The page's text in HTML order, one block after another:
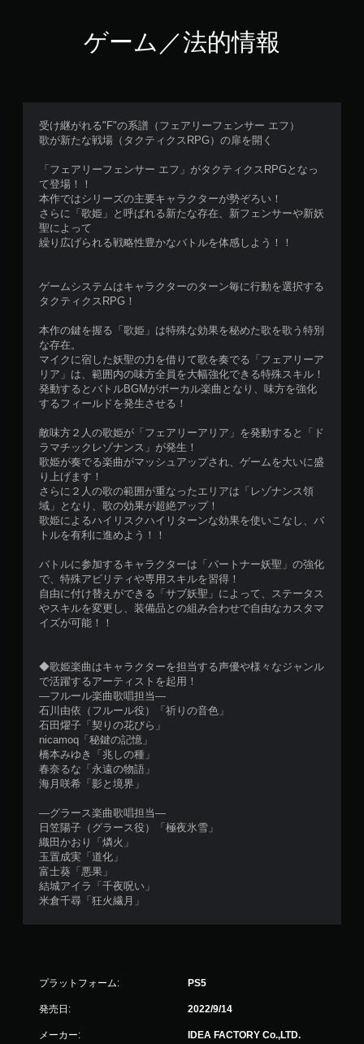
ゲーム／法的情報
受け継がれる"F"の系譜（フェアリーフェンサー エフ）
歌が新たな戦場（タクティクスRPG）の扉を開く
「フェアリーフェンサー エフ」がタクティクスRPGとなっ
て登場！！
本作ではシリーズの主要キャラクターが勢ぞろい！
さらに「歌姫」と呼ばれる新たな存在、新フェンサーや新妖
聖によって
繰り広げられる戦略性豊かなバトルを体感しよう！！
ゲームシステムはキャラクターのターン毎に行動を選択する
タクティクスRPG！
本作の鍵を握る「歌姫」は特殊な効果を秘めた歌を歌う特別
な存在。
マイクに宿した妖聖の力を借りて歌を奏でる「フェアリーア
リア」は、範囲内の味方全員を大幅強化できる特殊スキル！
発動するとバトルBGMがボーカル楽曲となり、味方を強化
するフィールドを発生させる！
敵味方２人の歌姫が「フェアリーアリア」を発動すると「ド
ラマチックレゾナンス」が発生！
歌姫が奏でる楽曲がマッシュアップされ、ゲームを大いに盛
り上げます！
さらに２人の歌の範囲が重なったエリアは「レゾナンス領
域」となり、歌の効果が超絶アップ！
歌姫によるハイリスクハイリターンな効果を使いこなし、バ
トルを有利に進めよう！！
バトルに参加するキャラクターは「パートナー妖聖」の強化
で、特殊アビリティや専用スキルを習得！
自由に付け替えができる「サブ妖聖」によって、ステータス
やスキルを変更し、装備品との組み合わせで自由なカスタマ
イズが可能！！
◆歌姫楽曲はキャラクターを担当する声優や様々なジャンル
で活躍するアーティストを起用！
―フルール楽曲歌唱担当―
石川由依（フルール役）「祈りの音色」
石田燿子「契りの花びら」
nicamoq「秘鍵の記憶」
橋本みゆき「兆しの種」
春奈るな「永遠の物語」
海月咲希「影と境界」
―グラース楽曲歌唱担当―
日笠陽子（グラース役）「極夜氷雪」
織田かおり「燐火」
玉置成実「道化」
富士葵「悪果」
結城アイラ「千夜呪い」
米倉千尋「狂火繊月」
プラットフォーム: PS5
発売日: 2022/9/14
メーカー: IDEA FACTORY Co.,LTD.